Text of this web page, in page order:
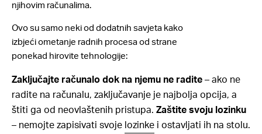
njihovim računalima.
Ovo su samo neki od dodatnih savjeta kako
izbjeći ometanje radnih procesa od strane
ponekad hirovite tehnologije:
Zaključajte računalo dok na njemu ne radite – ako ne
radite na računalu, zaključavanje je najbolja opcija, a
štiti ga od neovlaštenih pristupa. Zaštite svoju lozinku
– nemojte zapisivati svoje lozinke i ostavljati ih na stolu.